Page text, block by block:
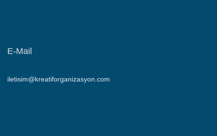
E-Mail
iletisim@kreatiforganizasyon.com